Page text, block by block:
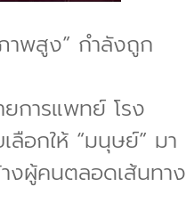
พสูง” กำลังถูก
การแพทย์ โรง
อกให้ “มนุษย์” มา
งผู้คนตลอดเส้นทาง